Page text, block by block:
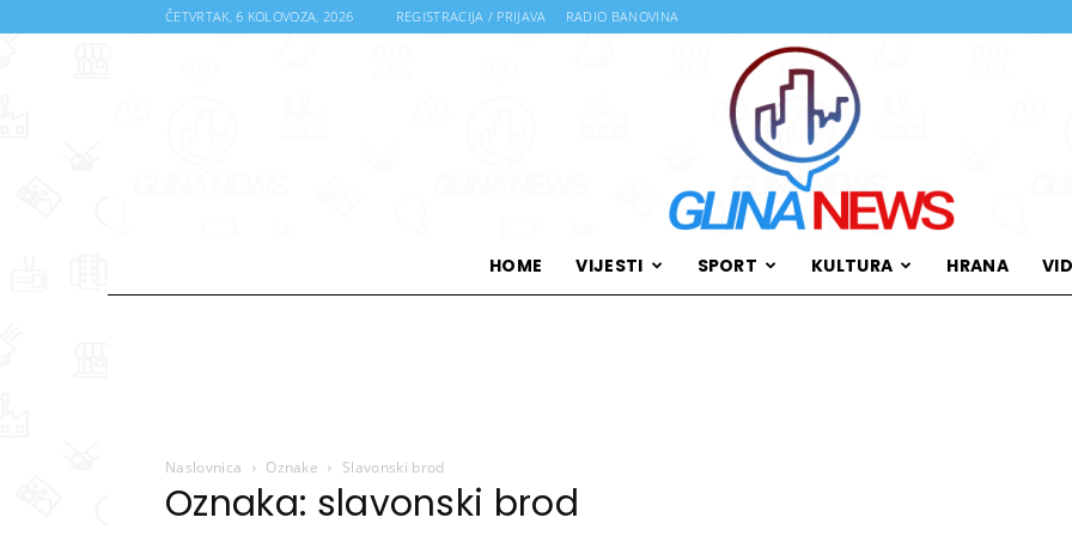
ČETVRTAK, 6 KOLOVOZA, 2026 REGISTRACIJA / PRIJAVA RADIO BANOVINA
HOME VIJESTI SPORT KULTURA HRANA
Naslovnica Oznake Slavonski brod
Oznaka: slavonski brod